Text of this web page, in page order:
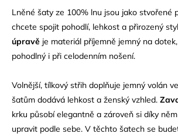
Lněné šaty ze 100% lnu jsou jako stvořené
chcete spojit pohodlí, lehkost a přirozený
úpravě je materiál příjemně jemný na
pohodlný i při celodenním nošení.
Volnější, tílkový střih doplňuje jemný volán
šatům dodává lehkost a ženský vzhled.
krku působí elegantně a zároveň si díky
upravit podle sebe. V těchto šatech se